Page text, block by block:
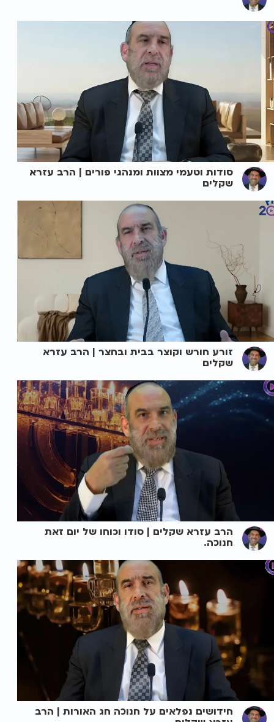
סודות וטעמי מצוות ומנהגי פורים | הרב עזרא
שקלים
זורע חורש וקוצר בבית ובחצר | הרב עזרא
שקלים
הרב עזרא שקלים | סודו וכוחו של יום זאת
חנוכה.
חידושים נפלאים על חנוכה חג האורות | הרב